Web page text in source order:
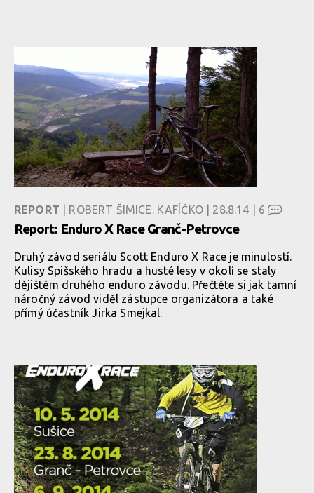
REPORT | ROBERT ŠIMICE. KAFÍČKO | 28.8.14 | 6
Report: Enduro X Race Granč-Petrovce
Druhý závod seriálu Scott Enduro X Race je minulostí.
Kulisy Spišského hradu a husté lesy v okolí se staly
dějištěm druhého enduro závodu. Přečtěte si jak tamní
náročný závod viděl zástupce organizátora a také
přímý účastník Jirka Smejkal.